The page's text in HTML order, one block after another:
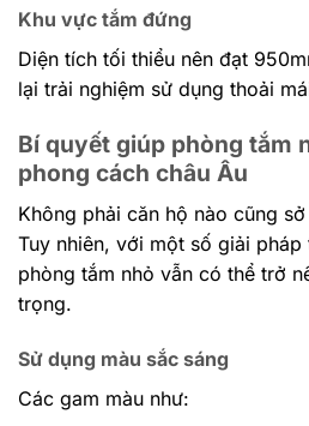
Khu vực tắm đứng
Diện tích tối thiểu nên đạt
lại trải nghiệm sử dụng thoải
Bí quyết giúp phòng tắm
phong cách châu Âu
Không phải căn hộ nào cũng
Tuy nhiên, với một số giải
phòng tắm nhỏ vẫn có thể trở
trọng.
Sử dụng màu sắc sáng
Các gam màu như: